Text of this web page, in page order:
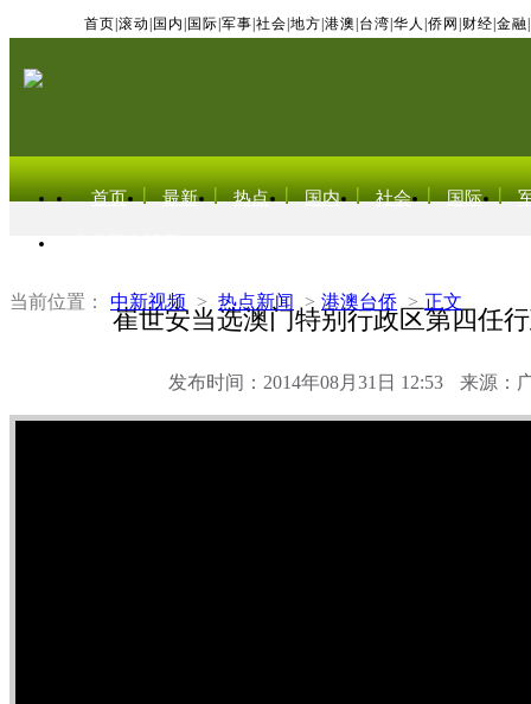
首页 滚动 国内 国际 军事 社会 地方 港澳 台湾 华人 侨网 财经 金融
首页 最新 热点 国内 社会 国际
当前位置： 中新视频 > 热点新闻 > 港澳台侨 > 正文
崔世安当选澳门特别行政区第四任
发布时间：2014年08月31日 12:53 来源：